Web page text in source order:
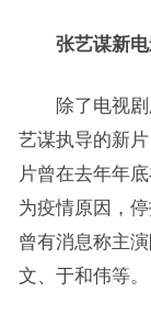
张艺谋新
除了电视剧
艺谋执导的新
片曾在去年年
为疫情原因，
曾有消息称主
文、于和伟等。